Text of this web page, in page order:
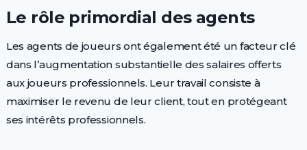
Le rôle primordial des agents
Les agents de joueurs ont également été un facteur clé
dans l’augmentation substantielle des salaires offerts
aux joueurs professionnels. Leur travail consiste à
maximiser le revenu de leur client, tout en protégeant
ses intérêts professionnels.